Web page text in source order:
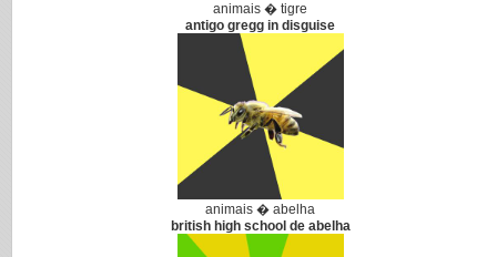
animais � tigre
antigo gregg in disguise
animais � abelha
british high school de abelha